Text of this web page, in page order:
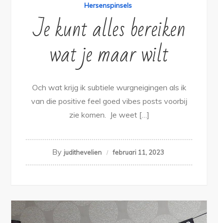
Hersenspinsels
Je kunt alles bereiken
wat je maar wilt
Och wat krijg ik subtiele wurgneigingen als ik
van die positive feel goed vibes posts voorbij
zie komen. Je weet […]
By judithevelien februari 11, 2023